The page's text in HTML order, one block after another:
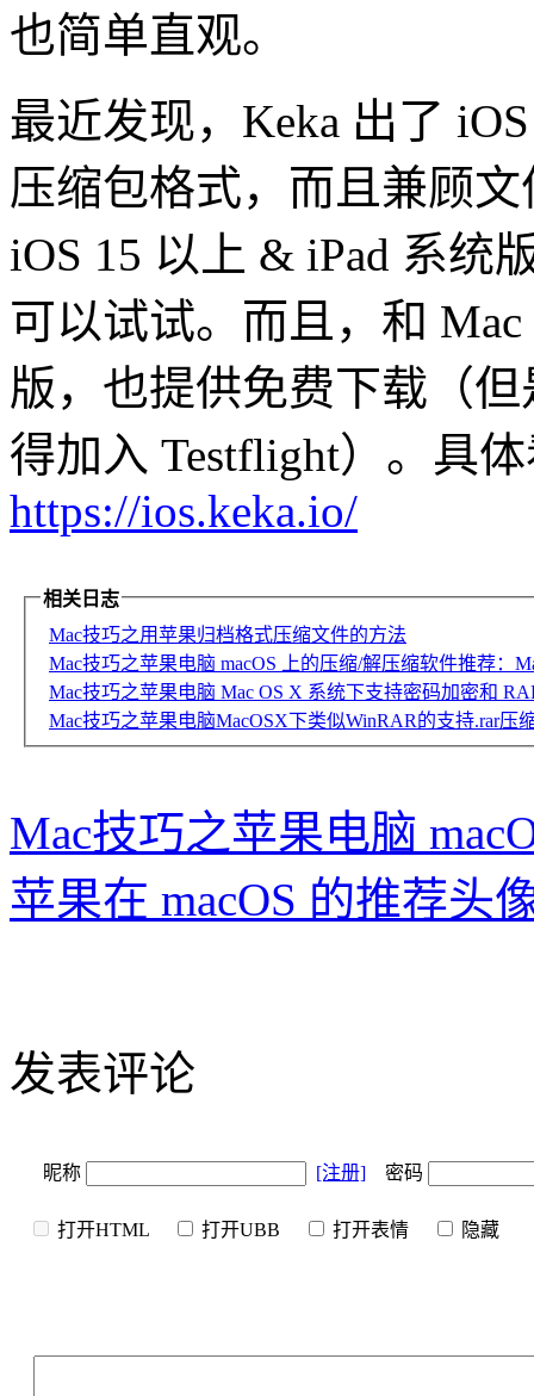
也简单直观。
最近发现，Keka 出了
压缩包格式，而且兼顾
iOS 15 以上 & iPad 系统
可以试试。而且，和
版，也提供免费下载（
得加入 Testflight）。具
https://ios.keka.io/
相关日志
Mac技巧之用苹果归档格式压缩文件的方法
Mac技巧之苹果电脑 macOS 上的压缩/解压缩软件推荐：
Mac技巧之苹果电脑 Mac OS X 系统下支持密码加密和
Mac技巧之苹果电脑MacOSX下类似WinRAR的支持.rar压
Mac技巧之苹果电脑
苹果在 macOS 的推荐头
发表评论
昵称 [注册] 密码
打开HTML 打开UBB 打开表情 隐